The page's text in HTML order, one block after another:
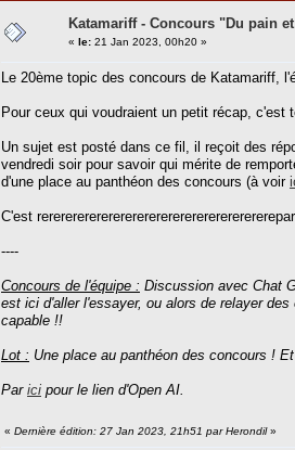
Katamariff - Concours "Du pain
« le: 21 Jan 2023, 00h20 »
Le 20ème topic des concours de Katamariff,
Pour ceux qui voudraient un petit récap, c'est
Un sujet est posté dans ce fil, il reçoit des
vendredi soir pour savoir qui mérite de
d'une place au panthéon des concours (à voir
C'est
----
Concours de l'équipe : Discussion avec Chat
est ici d'aller l'essayer, ou alors de relayer
capable !!
Lot : Une place au panthéon des concours !
Par ici pour le lien d'Open AI.
« Dernière édition: 27 Jan 2023, 21h51 par Herondil»